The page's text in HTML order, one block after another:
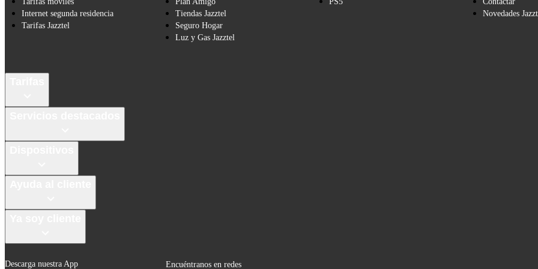
Internet segunda residencia
Tarifas Jazztel
Tiendas Jazztel
Seguro Hogar
Luz y Gas Jazztel
Novedades
Descarga nuestra App Encuéntranos en redes